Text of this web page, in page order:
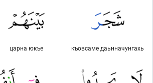
къовсаме даьнначунгахь
царна юкъе